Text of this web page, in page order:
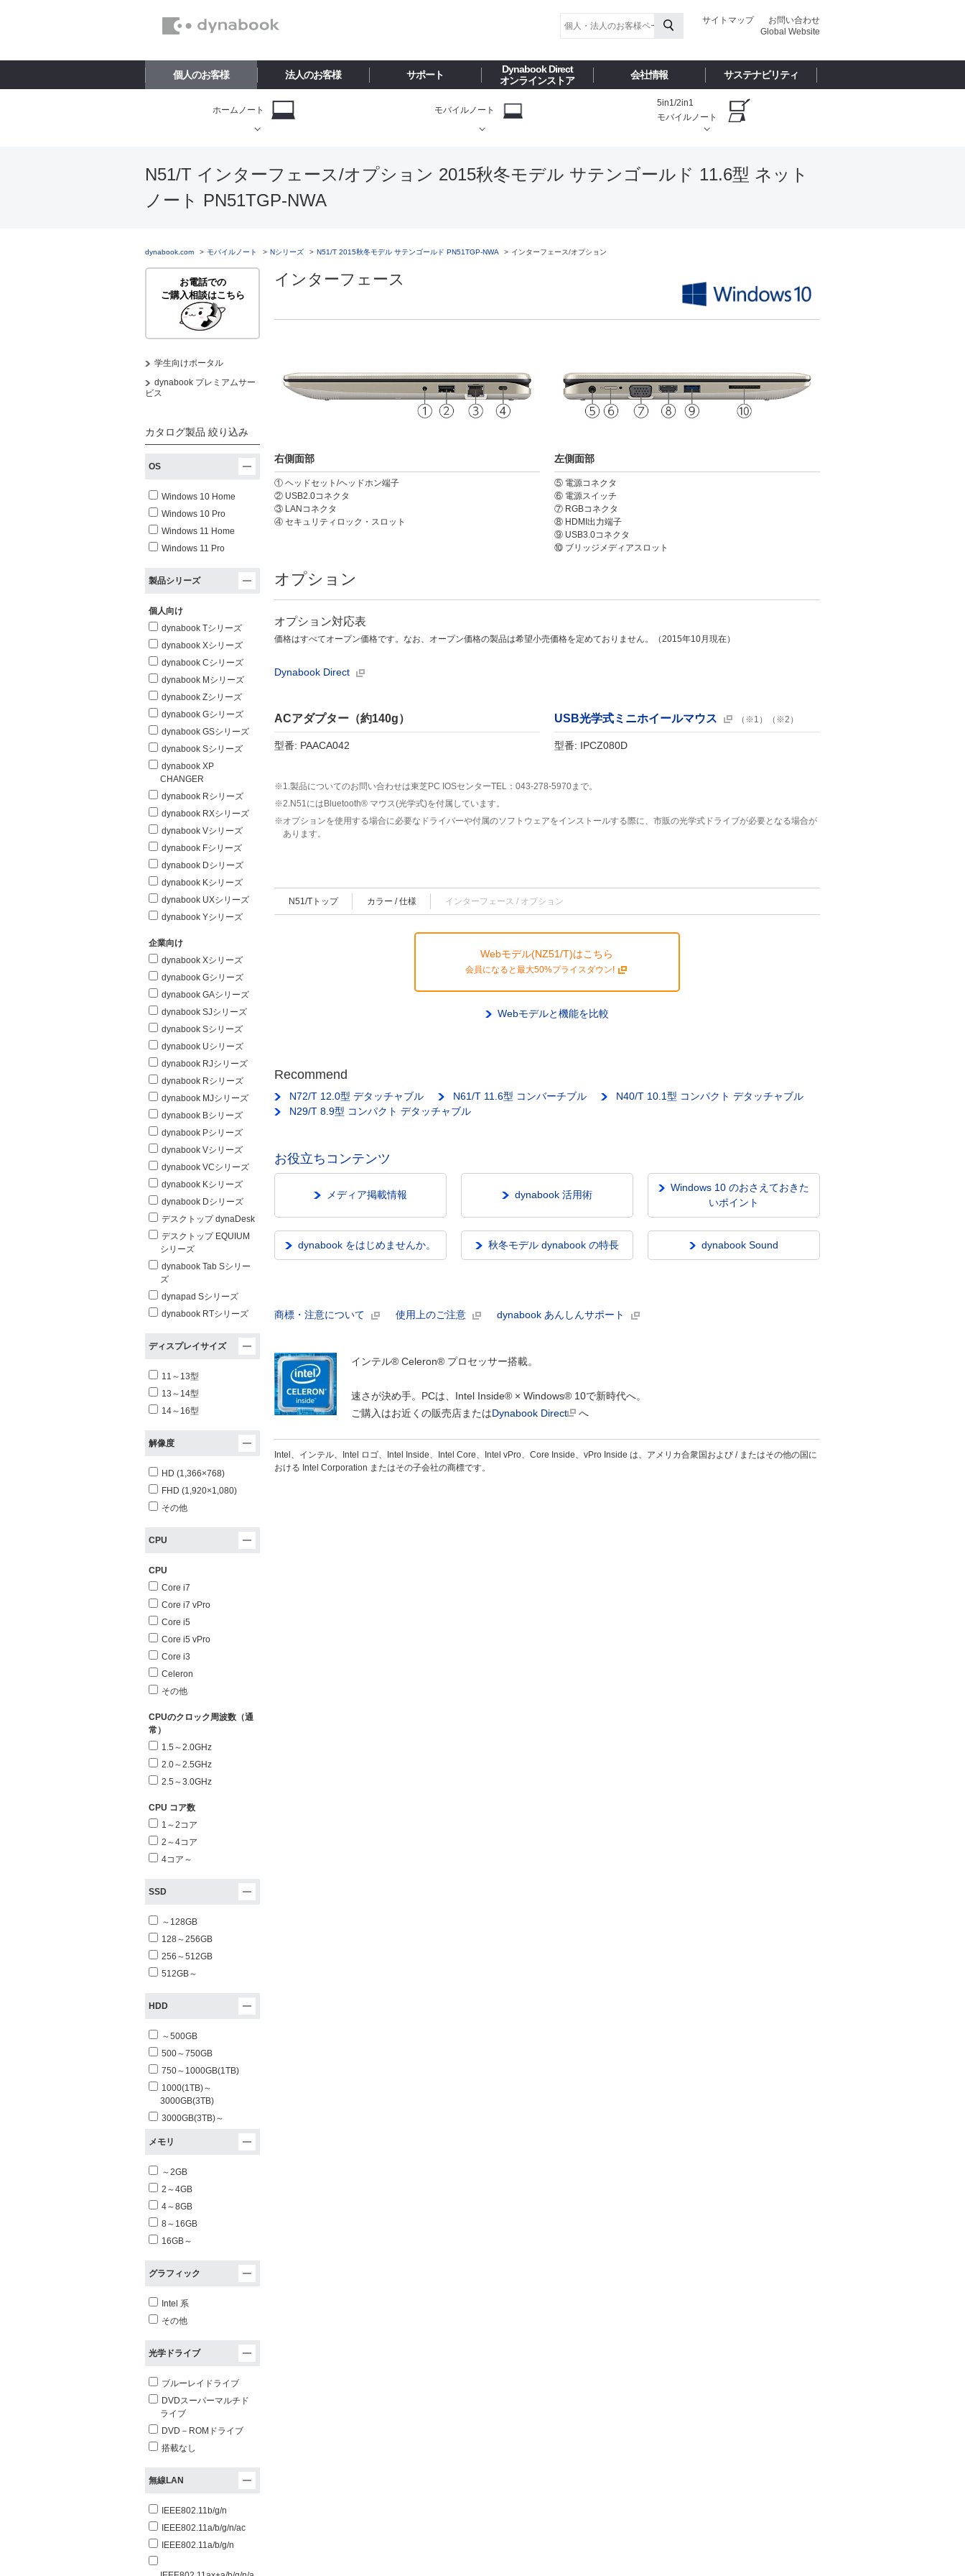
お問い合わせ
サイトマップ
Global Website
個人のお客様 法人のお客様 サポート
Dynabook Direct
オンラインストア
会社情報 サステナビリティ
ホームノート モバイルノート
5in1/2in1
モバイルノート
N51/T インターフェース/オプション 2015秋冬モデル サテンゴールド 11.6型 ネット
ノート PN51TGP-NWA
dynabook.com モバイルノート Nシリーズ N51/T 2015秋冬モデル サテンゴールド PN51TGP-NWA インターフェース/オプション
お電話での
ご購入相談はこちら
学生向けポータル
dynabook プレミアムサー
ビス
カタログ製品 絞り込み
OS
Windows 10 Home
Windows 10 Pro
Windows 11 Home
Windows 11 Pro
製品シリーズ
個人向け
dynabook Tシリーズ
dynabook Xシリーズ
dynabook Cシリーズ
dynabook Mシリーズ
dynabook Zシリーズ
dynabook Gシリーズ
dynabook GSシリーズ
dynabook Sシリーズ
dynabook XP
CHANGER
dynabook Rシリーズ
dynabook RXシリーズ
dynabook Vシリーズ
dynabook Fシリーズ
dynabook Dシリーズ
dynabook Kシリーズ
dynabook UXシリーズ
dynabook Yシリーズ
企業向け
dynabook Xシリーズ
dynabook Gシリーズ
dynabook GAシリーズ
dynabook SJシリーズ
dynabook Sシリーズ
dynabook Uシリーズ
dynabook RJシリーズ
dynabook Rシリーズ
dynabook MJシリーズ
dynabook Bシリーズ
dynabook Pシリーズ
dynabook Vシリーズ
dynabook VCシリーズ
dynabook Kシリーズ
dynabook Dシリーズ
デスクトップ dynaDesk
デスクトップ EQUIUM
シリーズ
dynabook Tab Sシリー
ズ
dynapad Sシリーズ
dynabook RTシリーズ
ディスプレイサイズ
11～13型
13～14型
14～16型
解像度
HD (1,366×768)
FHD (1,920×1,080)
その他
CPU
CPU
Core i7
Core i7 vPro
Core i5
Core i5 vPro
Core i3
Celeron
その他
CPUのクロック周波数（通
常）
1.5～2.0GHz
2.0～2.5GHz
2.5～3.0GHz
CPU コア数
1～2コア
2～4コア
4コア～
SSD
～128GB
128～256GB
256～512GB
512GB～
HDD
～500GB
500～750GB
750～1000GB(1TB)
1000(1TB)～
3000GB(3TB)
3000GB(3TB)～
メモリ
～2GB
2～4GB
4～8GB
8～16GB
16GB～
グラフィック
Intel 系
その他
光学ドライブ
ブルーレイドライブ
DVDスーパーマルチド
ライブ
DVD－ROMドライブ
搭載なし
無線LAN
IEEE802.11b/g/n
IEEE802.11a/b/g/n/ac
IEEE802.11a/b/g/n
インターフェース
右側面部
① ヘッドセット/ヘッドホン端子
② USB2.0コネクタ
③ LANコネクタ
④ セキュリティロック・スロット
左側面部
⑤ 電源コネクタ
⑥ 電源スイッチ
⑦ RGBコネクタ
⑧ HDMI出力端子
⑨ USB3.0コネクタ
⑩ ブリッジメディアスロット
オプション
オプション対応表
価格はすべてオープン価格です。なお、オープン価格の製品は希望小売価格を定めておりません。（2015年10月現在）
Dynabook Direct
ACアダプター（約140g）
型番: PAACA042
USB光学式ミニホイールマウス （※1）（※2）
型番: IPCZ080D
※1.製品についてのお問い合わせは東芝PC IOSセンターTEL：043-278-5970まで。
※2.N51にはBluetooth® マウス(光学式)を付属しています。
※オプションを使用する場合に必要なドライバーや付属のソフトウェアをインストールする際に、市販の光学式ドライブが必要となる場合が
あります。
N51/Tトップ カラー / 仕様 インターフェース / オプション
Webモデル(NZ51/T)はこちら
会員になると最大50%プライスダウン!
Webモデルと機能を比較
Recommend
N72/T 12.0型 デタッチャブル N61/T 11.6型 コンバーチブル
N40/T 10.1型 コンパクト デタッチャブル
N29/T 8.9型 コンパクト デタッチャブル
お役立ちコンテンツ
メディア掲載情報 dynabook 活用術
Windows 10 のおさえておきた
いポイント
dynabook をはじめませんか。 秋冬モデル dynabook の特長 dynabook Sound
商標・注意について 使用上のご注意 dynabook あんしんサポート
インテル® Celeron® プロセッサー搭載。
速さが決め手。PCは、Intel Inside® × Windows® 10で新時代へ。
ご購入はお近くの販売店またはDynabook Direct へ
Intel、インテル、Intel ロゴ、Intel Inside、Intel Core、Intel vPro、Core Inside、vPro Inside は、アメリカ合衆国および / またはその他の国に
おける Intel Corporation またはその子会社の商標です。